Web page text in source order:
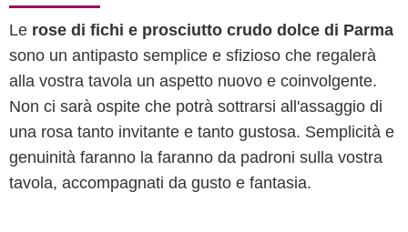
Le rose di fichi e prosciutto crudo dolce di Parma
sono un antipasto semplice e sfizioso che regalerà
alla vostra tavola un aspetto nuovo e coinvolgente.
Non ci sarà ospite che potrà sottrarsi all'assaggio di
una rosa tanto invitante e tanto gustosa. Semplicità e
genuinità faranno la faranno da padroni sulla vostra
tavola, accompagnati da gusto e fantasia.